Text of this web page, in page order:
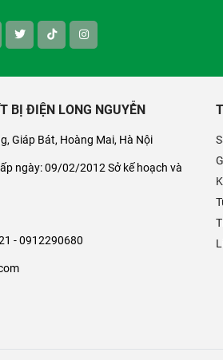
BỊ ĐIỆN LONG NGUYỄN
Giáp Bát, Hoàng Mai, Hà Nội
ngày: 09/02/2012 Sở kế hoạch và
- 0912290680